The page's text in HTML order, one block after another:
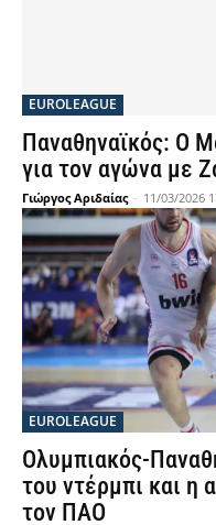
EUROLEAGUE
Παναθηναϊκός: Ο
για τον αγώνα με
Γιώργος Αριδαίας - 11/03/2026
EUROLEAGUE
Ολυμπιακός-
του ντέρμπι και η
τον ΠΑΟ